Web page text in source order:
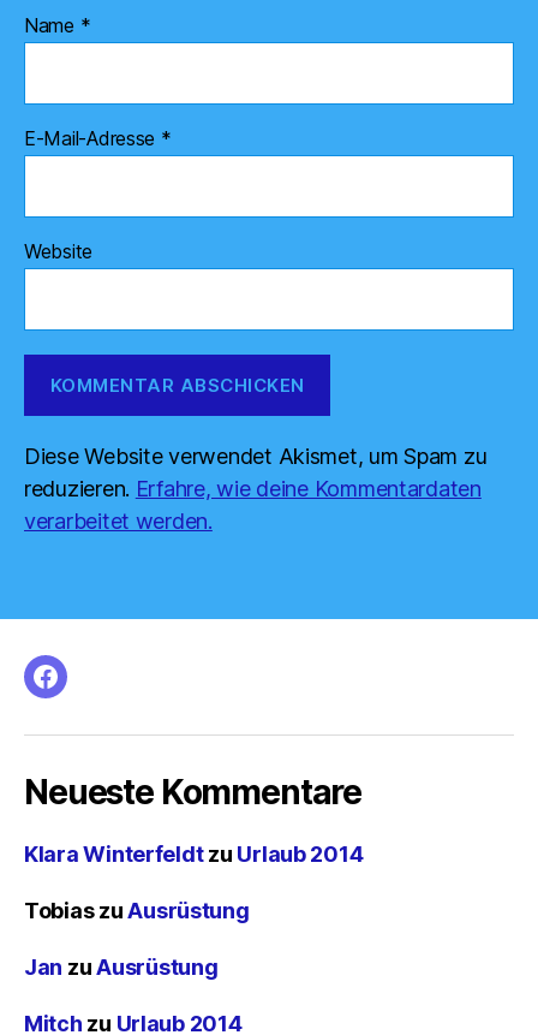
Name *
E-Mail-Adresse *
Website
Diese Website verwendet Akismet, um Spam zu
reduzieren. Erfahre, wie deine Kommentardaten
verarbeitet werden.
facebook
Neueste Kommentare
Klara Winterfeldtzu Urlaub 2014
TobiaszuAusrüstung
Jan zuAusrüstung
Mitch zu Urlaub 2014